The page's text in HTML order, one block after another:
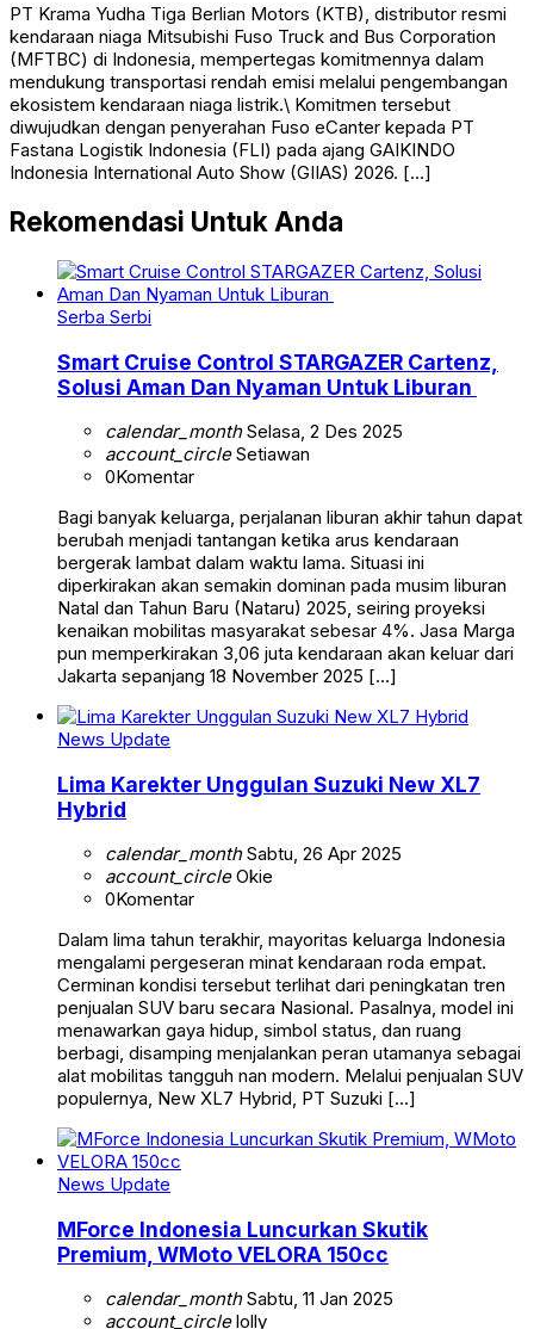
PT Krama Yudha Tiga Berlian Motors (KTB), distributor resmi
kendaraan niaga Mitsubishi Fuso Truck and Bus Corporation
(MFTBC) di Indonesia, mempertegas komitmennya dalam
mendukung transportasi rendah emisi melalui pengembangan
ekosistem kendaraan niaga listrik.\ Komitmen tersebut
diwujudkan dengan penyerahan Fuso eCanter kepada PT
Fastana Logistik Indonesia (FLI) pada ajang GAIKINDO
Indonesia International Auto Show (GIIAS) 2026. […]
Rekomendasi Untuk Anda
Serba Serbi
Smart Cruise Control STARGAZER Cartenz,
Solusi Aman Dan Nyaman Untuk Liburan
calendar_monthSelasa, 2 Des 2025
account_circleSetiawan
0Komentar
Bagi banyak keluarga, perjalanan liburan akhir tahun dapat
berubah menjadi tantangan ketika arus kendaraan
bergerak lambat dalam waktu lama. Situasi ini
diperkirakan akan semakin dominan pada musim liburan
Natal dan Tahun Baru (Nataru) 2025, seiring proyeksi
kenaikan mobilitas masyarakat sebesar 4%. Jasa Marga
pun memperkirakan 3,06 juta kendaraan akan keluar dari
Jakarta sepanjang 18 November 2025 […]
News Update
Lima Karekter Unggulan Suzuki New XL7
Hybrid
calendar_monthSabtu, 26 Apr 2025
account_circleOkie
0Komentar
Dalam lima tahun terakhir, mayoritas keluarga Indonesia
mengalami pergeseran minat kendaraan roda empat.
Cerminan kondisi tersebut terlihat dari peningkatan tren
penjualan SUV baru secara Nasional. Pasalnya, model ini
menawarkan gaya hidup, simbol status, dan ruang
berbagi, disamping menjalankan peran utamanya sebagai
alat mobilitas tangguh nan modern. Melalui penjualan SUV
populernya, New XL7 Hybrid, PT Suzuki […]
News Update
MForce Indonesia Luncurkan Skutik
Premium, WMoto VELORA 150cc
calendar_monthSabtu, 11 Jan 2025
account_circlelolly